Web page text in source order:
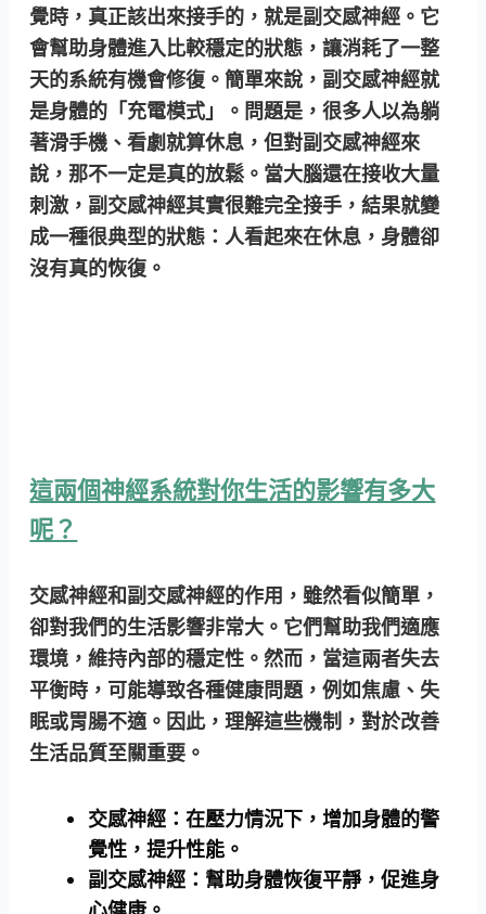
覺時，真正該出來接手的，就是副交感神經。它
會幫助身體進入比較穩定的狀態，讓消耗了一整
天的系統有機會修復。簡單來說，副交感神經就
是身體的「充電模式」。問題是，很多人以為躺
著滑手機、看劇就算休息，但對副交感神經來
說，那不一定是真的放鬆。當大腦還在接收大量
刺激，副交感神經其實很難完全接手，結果就變
成一種很典型的狀態：人看起來在休息，身體卻
沒有真的恢復。
這兩個神經系統對你生活的影響有多大
呢？
交感神經和副交感神經的作用，雖然看似簡單，
卻對我們的生活影響非常大。它們幫助我們適應
環境，維持內部的穩定性。然而，當這兩者失去
平衡時，可能導致各種健康問題，例如焦慮、失
眠或胃腸不適。因此，理解這些機制，對於改善
生活品質至關重要。
交感神經：在壓力情況下，增加身體的警
覺性，提升性能。
副交感神經： 幫助身體恢復平靜，促進身